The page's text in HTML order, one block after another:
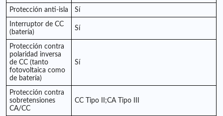
Protección anti-isla Sí
Interruptor de CC
(batería)
Sí
Protección contra
polaridad inversa
de CC (tanto
fotovoltaica como
de batería)
Sí
Protección contra
sobretensiones
CA/CC
CC Tipo II;CA Tipo III